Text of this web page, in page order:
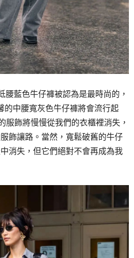
藍色牛仔褲被認為是最時尚的，
的中腰寬灰色牛仔褲將會流行起
服飾將慢慢從我們的衣櫃裡消失，
飾讓路。當然，寬鬆破舊的牛仔
消失，但它們絕對不會再成為我